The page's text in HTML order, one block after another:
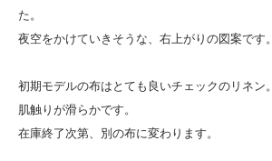
た。
夜空をかけていきそうな、右上がりの図案です。
初期モデルの布はとても良いチェックのリネン。
肌触りが滑らかです。
在庫終了次第、別の布に変わります。